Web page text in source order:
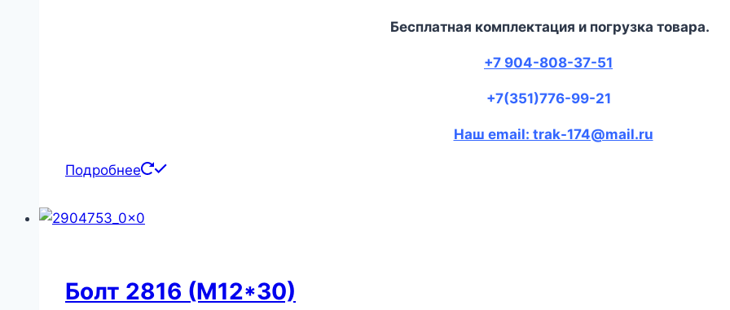
Бесплатная комплектация и погрузка товара.
+7 904-808-37-51
+7(351)776-99-21
Наш email: trak-174@mail.ru
Подробнее
Болт 2816 (М12*30)